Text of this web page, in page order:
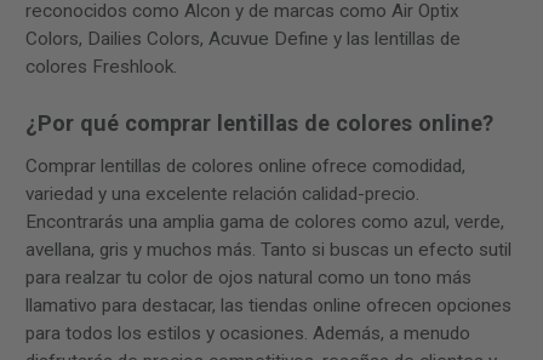
reconocidos como Alcon y de marcas como Air Optix
Colors, Dailies Colors, Acuvue Define y las lentillas de
colores Freshlook.
¿Por qué comprar lentillas de colores online?
Comprar lentillas de colores online ofrece comodidad,
variedad y una excelente relación calidad-precio.
Encontrarás una amplia gama de colores como azul, verde,
avellana, gris y muchos más. Tanto si buscas un efecto sutil
para realzar tu color de ojos natural como un tono más
llamativo para destacar, las tiendas online ofrecen opciones
para todos los estilos y ocasiones. Además, a menudo